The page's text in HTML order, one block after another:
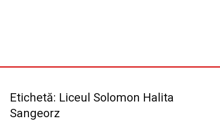
Etichetă: Liceul Solomon Halita
Sangeorz